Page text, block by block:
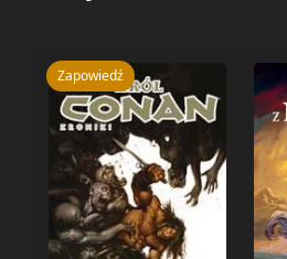
Zapowiedź